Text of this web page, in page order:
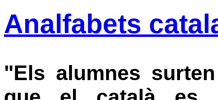
Analfabets
"Els alumnes